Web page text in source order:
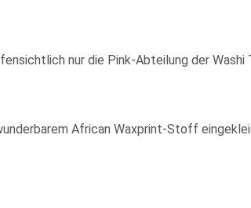
nur die Pink-Abteilung der Washi
African Waxprint-Stoff